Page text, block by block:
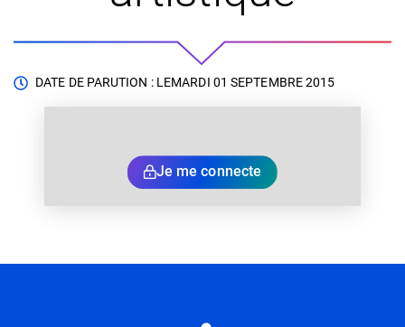
DATE DE PARUTION : LEMARDI 01 SEPTEMBRE 2015
Je me connecte